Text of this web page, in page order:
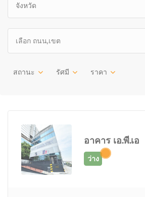
จังหวัด
เลือก ถนน,เขต
สถานะ รัศมี ราคา
อาคาร เอ.พี.เอ